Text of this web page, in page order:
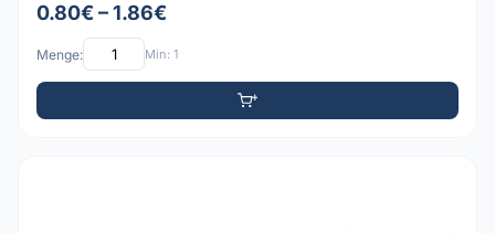
0.80€ – 1.86€
Menge: Min: 1